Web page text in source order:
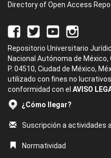
Directory of Open Access
Repositorio Universitario
Nacional Autónoma de México,
P. 04510, Ciudad de México,
utilizado con fines no
conformidad con el AVISO
¿Cómo llegar?
Suscripción a actividades
Normatividad